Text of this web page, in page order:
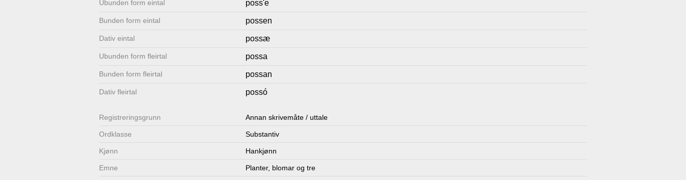
Ubunden form eintal poss'e
Bunden form eintal possen
Dativ eintal possæ
Ubunden form fleirtal possa
Bunden form fleirtal possan
Dativ fleirtal possó
Registrerings­grunn Annan skrivemåte / uttale
Ordklasse Substantiv
Kjønn Hankjønn
Emne Planter, blomar og tre